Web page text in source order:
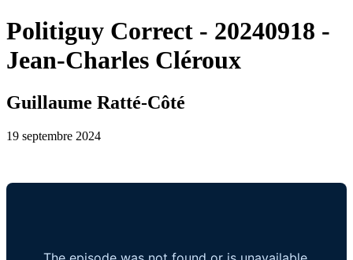
Politiguy Correct - 20240918 -
Jean-Charles Cléroux
Guillaume Ratté-Côté
19 septembre 2024